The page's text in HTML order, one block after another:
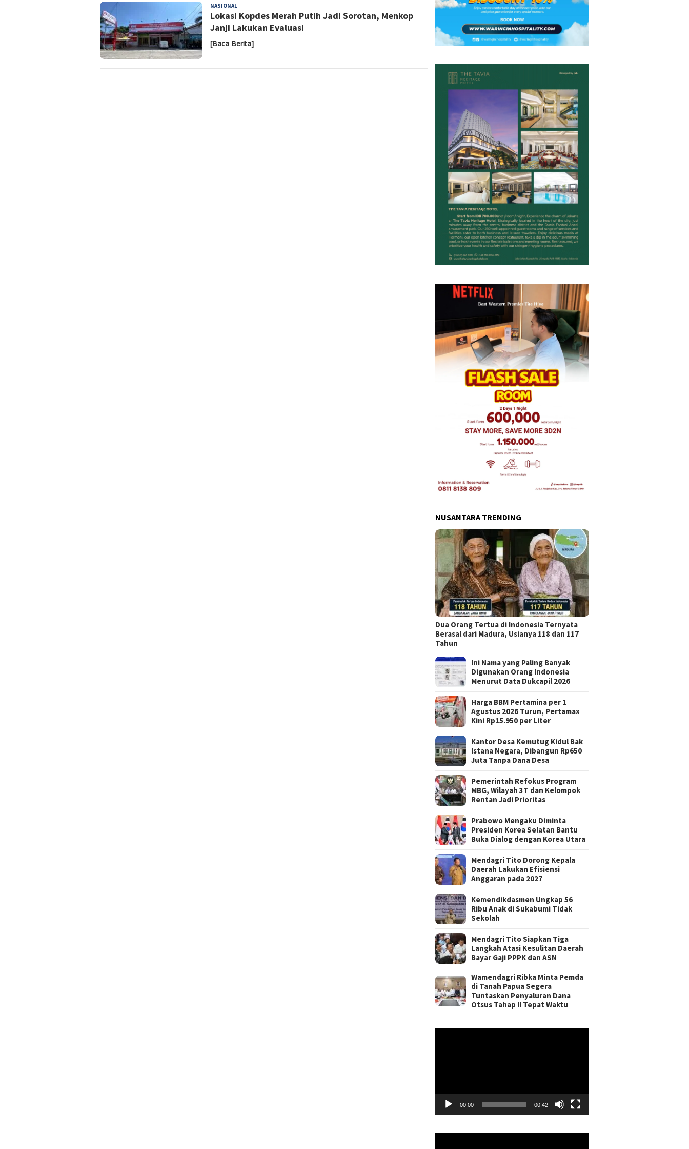
NASIONALYoyoh
Sulastri
Lokasi Kopdes Merah Putih Jadi Sorotan, Menkop
Janji Lakukan Evaluasi
[Baca Berita]
NUSANTARA TRENDING
Dua Orang Tertua di Indonesia Ternyata
Berasal dari Madura, Usianya 118 dan 117
Tahun
Ini Nama yang Paling Banyak
Digunakan Orang Indonesia
Menurut Data Dukcapil 2026
Harga BBM Pertamina per 1
Agustus 2026 Turun, Pertamax
Kini Rp15.950 per Liter
Kantor Desa Kemutug Kidul Bak
Istana Negara, Dibangun Rp650
Juta Tanpa Dana Desa
Pemerintah Refokus Program
MBG, Wilayah 3T dan Kelompok
Rentan Jadi Prioritas
Prabowo Mengaku Diminta
Presiden Korea Selatan Bantu
Buka Dialog dengan Korea Utara
Mendagri Tito Dorong Kepala
Daerah Lakukan Efisiensi
Anggaran pada 2027
Kemendikdasmen Ungkap 56
Ribu Anak di Sukabumi Tidak
Sekolah
Mendagri Tito Siapkan Tiga
Langkah Atasi Kesulitan Daerah
Bayar Gaji PPPK dan ASN
Wamendagri Ribka Minta Pemda
di Tanah Papua Segera
Tuntaskan Penyaluran Dana
Otsus Tahap II Tepat Waktu
00:00 00:42